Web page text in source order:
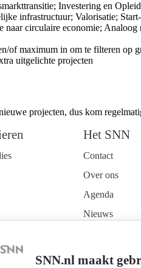
SNN.nl maakt
Investering en
infrastructuur; Valorisatie;
naar circulaire economie;
of maximum in om te filteren op
uitgelichte projecten
projecten, dus kom
Het SNN
Contact
Over ons
Agenda
Nieuws
nieuwsbrief